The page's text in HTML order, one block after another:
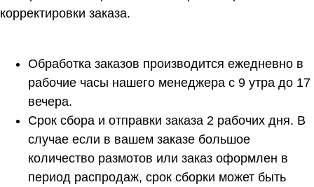
корректировки заказа.
Обработка заказов производится ежедневно в
рабочие часы нашего менеджера с 9 утра до 17
вечера.
Срок сбора и отправки заказа 2 рабочих дня. В
случае если в вашем заказе большое
количество размотов или заказ оформлен в
период распродаж, срок сборки может быть